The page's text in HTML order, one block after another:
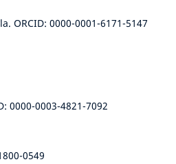
ORCID: 0000-0001-6171-5147
0000-0003-4821-7092
0549